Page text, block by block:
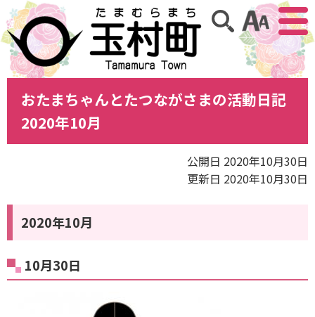
アクセ
サイト内検索
おたまちゃんとたつながさまの活動日記
2020年10月
公開日 2020年10月30日
更新日 2020年10月30日
2020年10月
10月30日